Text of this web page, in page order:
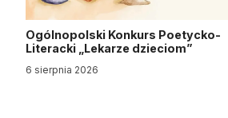
Ogólnopolski Konkurs Poetycko-
Literacki „Lekarze dzieciom”
6 sierpnia 2026